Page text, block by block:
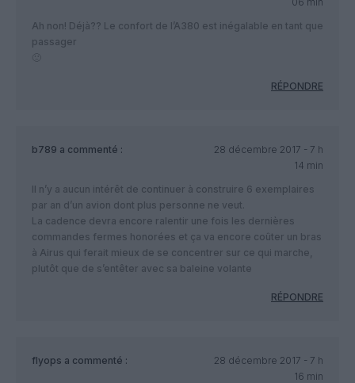
Ah non! Déjà?? Le confort de l’A380 est inégalable en tant que
passager
RÉPONDRE
b789 a commenté :
28 décembre 2017 - 7 h
14 min
Il n’y a aucun intérêt de continuer à construire 6 exemplaires
par an d’un avion dont plus personne ne veut.
La cadence devra encore ralentir une fois les dernières
commandes fermes honorées et ça va encore coûter un bras
à Airus qui ferait mieux de se concentrer sur ce qui marche,
plutôt que de s’entêter avec sa baleine volante
RÉPONDRE
flyops a commenté :
28 décembre 2017 - 7 h
16 min